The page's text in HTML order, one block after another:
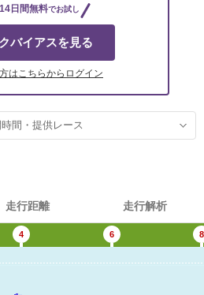
14日間無料でお試し
バイアスを見る
はこちらからログイン
間・提供レース
走行距離 走行解析
4 6 8